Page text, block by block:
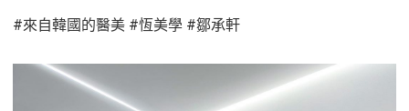
#來自韓國的醫美 #恆美學 #鄒承軒